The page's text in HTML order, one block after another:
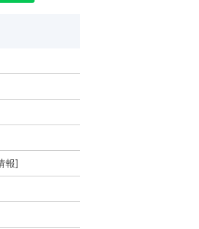
報]